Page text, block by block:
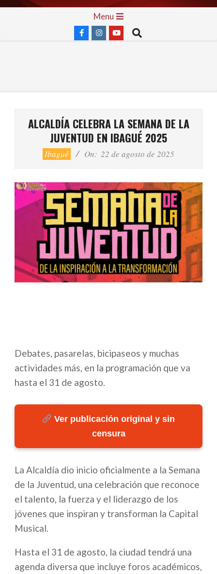
Skip
Menu
Search
ALCALDÍA CELEBRA LA SEMANA DE LA
JUVENTUD EN IBAGUÉ 2025
Ibagué On: 22 de agosto de 2025
Debates, pasarelas, bicipaseos y muchas
actividades más, en la programación que va
hasta el 31 de agosto.
Ver publicación original y sin
censura
La Alcaldía dio inicio oficialmente a la Semana
de la Juventud, una celebración que reconoce
el talento, la fuerza y el liderazgo de los
jóvenes que inspiran y transforman la Capital
Musical.
Hasta el 31 de agosto, la ciudad tendrá una
agenda diversa que incluye foros académicos,